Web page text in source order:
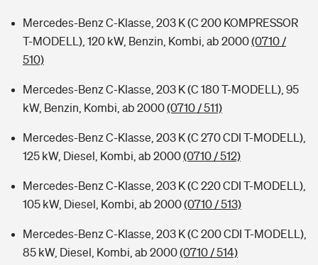
Mercedes-Benz C-Klasse, 203 K (C 200 KOMPRESSOR
T-MODELL), 120 kW, Benzin, Kombi, ab 2000(0710 /
510)
Mercedes-Benz C-Klasse, 203 K (C 180 T-MODELL), 95
kW, Benzin, Kombi, ab 2000(0710 / 511)
Mercedes-Benz C-Klasse, 203 K (C 270 CDI T-MODELL),
125 kW, Diesel, Kombi, ab 2000(0710 / 512)
Mercedes-Benz C-Klasse, 203 K (C 220 CDI T-MODELL),
105 kW, Diesel, Kombi, ab 2000(0710 / 513)
Mercedes-Benz C-Klasse, 203 K (C 200 CDI T-MODELL),
85 kW, Diesel, Kombi, ab 2000(0710 / 514)